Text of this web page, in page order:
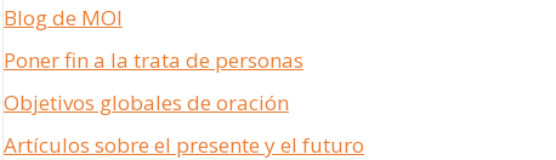
Blog de MOI
Poner fin a la trata de personas
Objetivos globales de oración
Artículos sobre el presente y el futuro